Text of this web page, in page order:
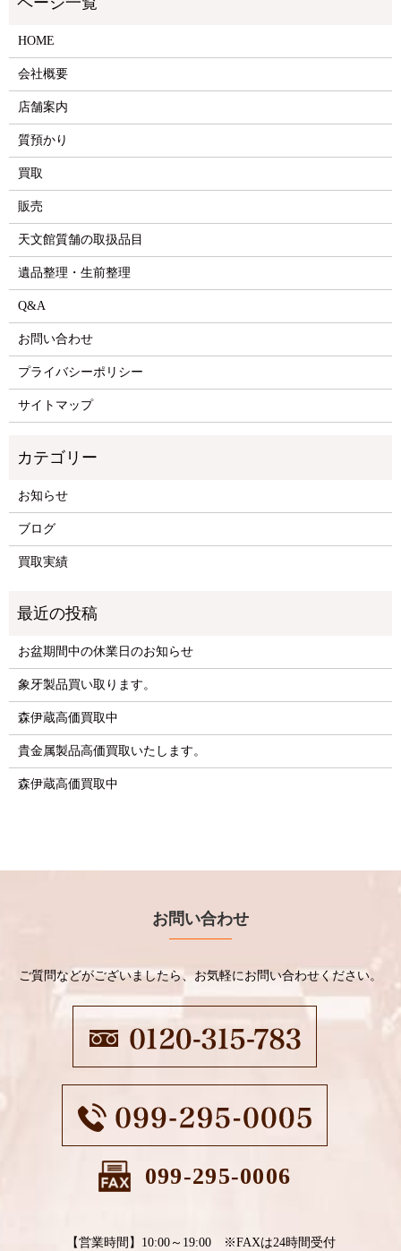
HOME
会社概要
店舗案内
質預かり
買取
販売
天文館質舗の取扱品目
遺品整理・生前整理
Q&A
お問い合わせ
プライバシーポリシー
サイトマップ
お知らせ
ブログ
買取実績
お盆期間中の休業日のお知らせ
象牙製品買い取ります。
森伊蔵高価買取中
貴金属製品高価買取いたします。
森伊蔵高価買取中
お問い合わせ
ご質問などがございましたら、お気軽にお問い合わせください。
099-295-0006
【営業時間】10:00～19:00 ※FAXは24時間受付